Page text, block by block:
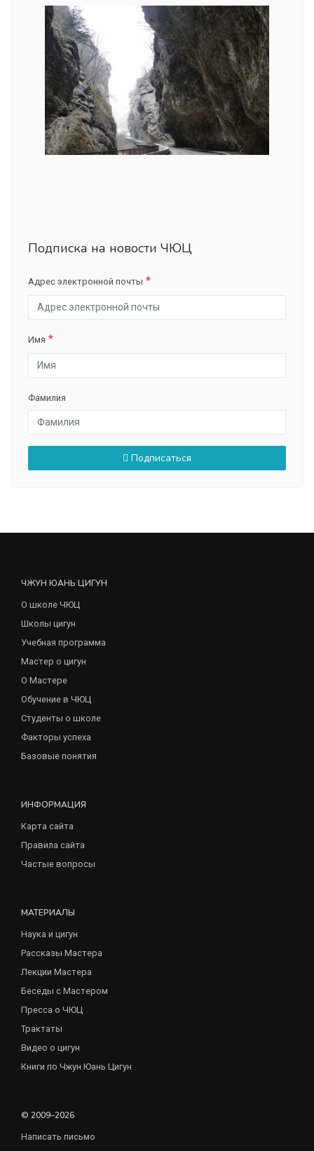
Подписка на новости ЧЮЦ
Адрес электронной почты
Имя
Фамилия
Подписаться
ЧЖУН ЮАНЬ ЦИГУН
О школе ЧЮЦ
Школы цигун
Учебная программа
Мастер о цигун
О Мастере
Обучение в ЧЮЦ
Студенты о школе
Факторы успеха
Базовые понятия
ИНФОРМАЦИЯ
Карта сайта
Правила сайта
Частые вопросы
МАТЕРИАЛЫ
Наука и цигун
Рассказы Мастера
Лекции Мастера
Беседы с Мастером
Пресса о ЧЮЦ
Трактаты
Видео о цигун
Книги по Чжун Юань Цигун
© 2009–2026
Написать письмо